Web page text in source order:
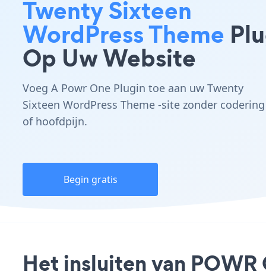
Twenty Sixteen
WordPress Theme
Op Uw Website
Voeg A Powr One Plugin toe aan uw Twenty
Sixteen WordPress Theme -site zonder codering
of hoofdpijn.
Begin gratis
Het insluiten van